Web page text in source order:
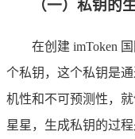
（一）私钥的
在创建 imToken
个私钥，这个私钥是
机性和不可预测性，
星星，生成私钥的过